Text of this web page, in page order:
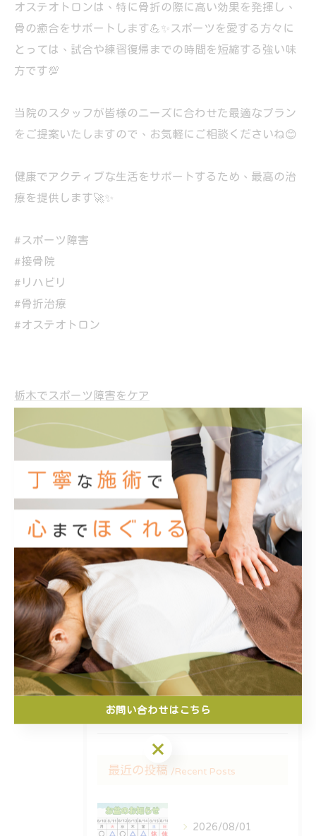
オステオトロンは、特に骨折の際に高い効果を発揮し、
骨の癒合をサポートします💪✨スポーツを愛する方々に
とっては、試合や練習復帰までの時間を短縮する強い味
方です💯
当院のスタッフが皆様のニーズに合わせた最適なプラン
をご提案いたしますので、お気軽にご相談くださいね😊
健康でアクティブな生活をサポートするため、最高の治
療を提供します🚀✨
#スポーツ障害
#接骨院
#リハビリ
#骨折治療
#オステオトロン
栃木でスポーツ障害をケア
< 前のページ 次のページ >
カテゴリー Categories
保険診療
マッサージ
交通事故
最近の投稿 Recent Posts
2026/08/01
お問い合わせはこちら
お問い合わせはこちら